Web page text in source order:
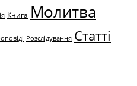
Книга Молитва
Розслідування Статті